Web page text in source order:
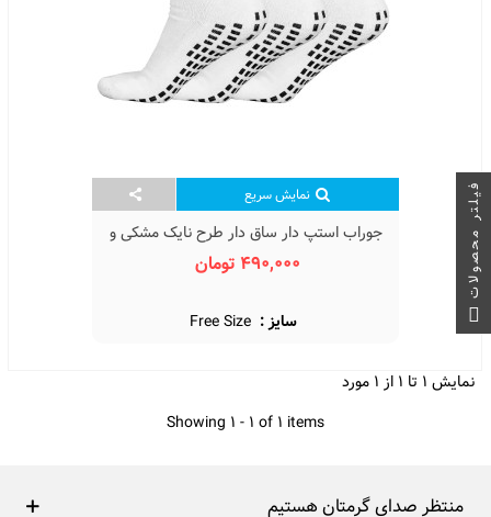
نمایش سریع
جوراب استپ دار ساق دار طرح نایک مشکی و
490,000 تومان
سایز : Free Size
نمایش 1 تا 1 از 1 مورد
Showing 1 - 1 of 1 items
منتظر صدای گرمتان هستیم
فیلتر محصولات